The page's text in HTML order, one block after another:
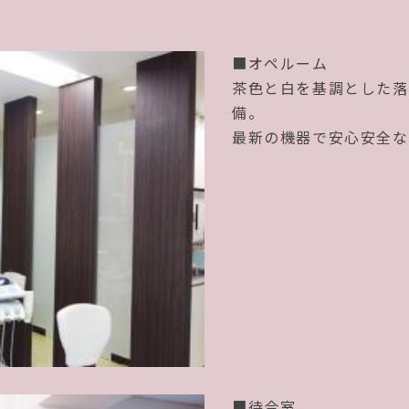
■オペルーム
茶色と白を基調とした
備。
最新の機器で安心安全